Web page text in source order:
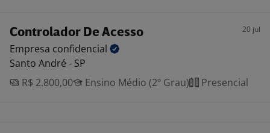
Controlador De Acesso 20 jul
Empresa confidencial
Santo André - SP
R$ 2.800,00
Ensino Médio (2º Grau) Presencial